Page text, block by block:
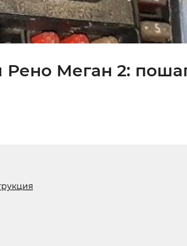
Меган 2: